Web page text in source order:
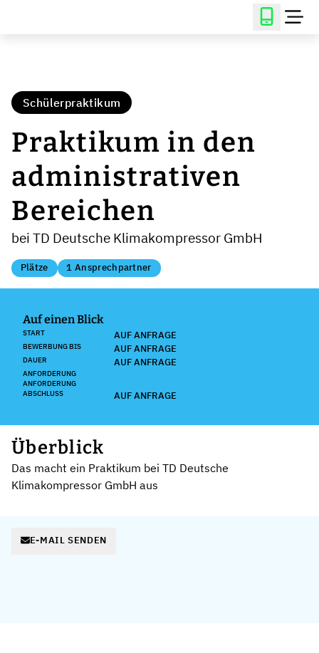
Schülerpraktikum
Praktikum in den
administrativen
Bereichen
bei TD Deutsche Klimakompressor GmbH
Plätze 1 Ansprechpartner
Auf einen Blick
START AUF ANFRAGE
BEWERBUNG BIS AUF ANFRAGE
DAUER AUF ANFRAGE
ANFORDERUNG
ANFORDERUNG
ABSCHLUSS
AUF ANFRAGE
Überblick
Das macht ein Praktikum bei TD Deutsche
Klimakompressor GmbH aus
E-MAIL SENDEN